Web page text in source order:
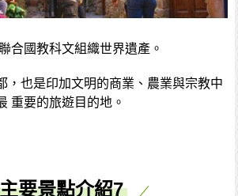
合國教科文組織世界遺產。
，也是印加文明的商業、農業與宗教中
重要的旅遊目的地。
要景點介紹7